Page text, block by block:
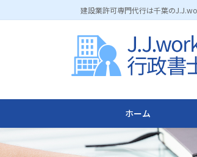
ン
ビ
建設業許可専門代行は千葉の
ホーム